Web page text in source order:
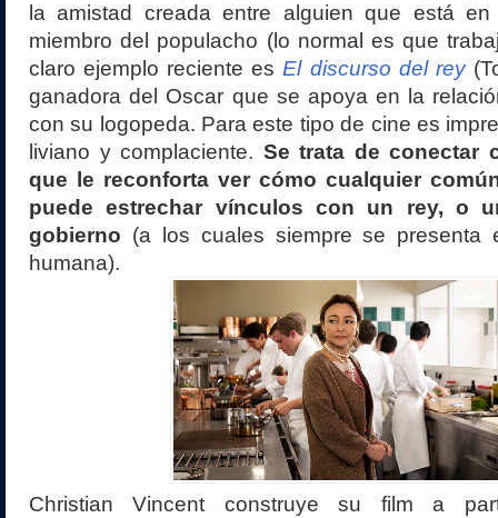
la amistad creada entre alguien que está
miembro del populacho (lo normal es que
claro ejemplo reciente esEl discurso del rey
ganadora del Oscar que se apoya en la
con su logopeda. Para este tipo de cine es
liviano y complaciente. Se trata de conectar
que le reconforta ver cómo cualquier
puede estrechar vínculos con un rey, o
gobierno (a los cuales siempre se presenta
humana).
Christian Vincent construye su film a